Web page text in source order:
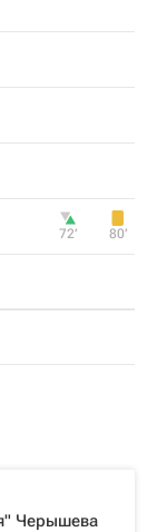
72‎’‎ 80‎’‎
Черышева